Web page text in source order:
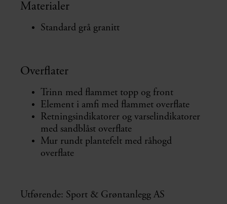
Materialer
Standard grå granitt
Overflater
Trinn med flammet topp og front
Element i amfi med flammet overflate
Retningsindikatorer og varselindikatorer
med sandblåst overflate
Mur rundt plantefelt med råhogd
overflate
Utførende: Sport & Grøntanlegg AS